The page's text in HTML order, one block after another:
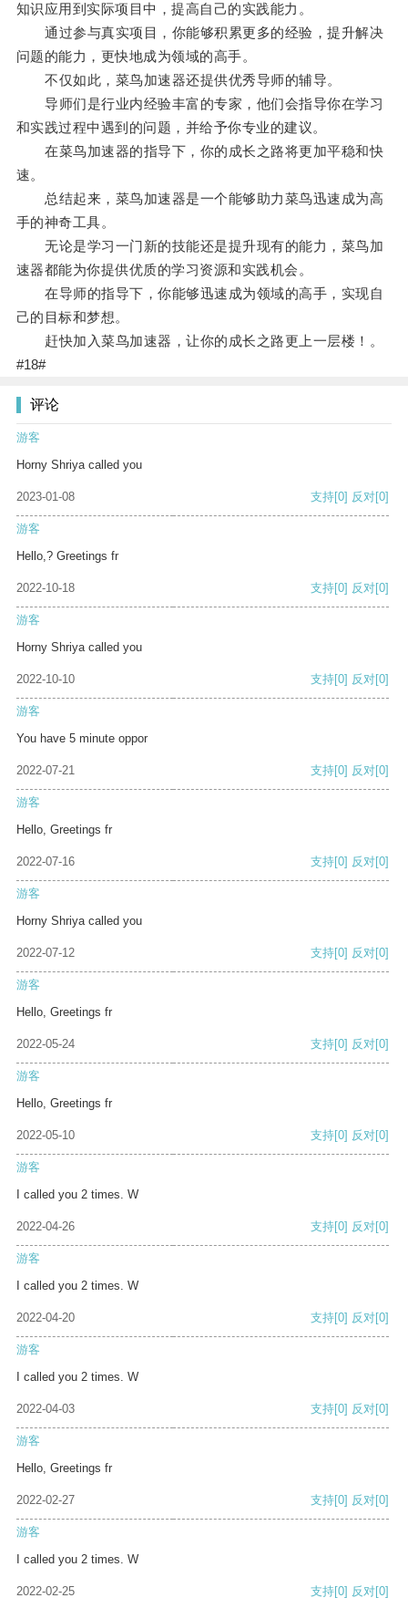
知识应用到实际项目中，提高自己的实践能力。
通过参与真实项目，你能够积累更多的经验，提升解决
问题的能力，更快地成为领域的高手。
不仅如此，菜鸟加速器还提供优秀导师的辅导。
导师们是行业内经验丰富的专家，他们会指导你在学习
和实践过程中遇到的问题，并给予你专业的建议。
在菜鸟加速器的指导下，你的成长之路将更加平稳和快
速。
总结起来，菜鸟加速器是一个能够助力菜鸟迅速成为高
手的神奇工具。
无论是学习一门新的技能还是提升现有的能力，菜鸟加
速器都能为你提供优质的学习资源和实践机会。
在导师的指导下，你能够迅速成为领域的高手，实现自
己的目标和梦想。
赶快加入菜鸟加速器，让你的成长之路更上一层楼！。
#18#
评论
游客
Horny Shriya called you
2023-01-08 支持[0] 反对[0]
游客
Hello,? Greetings fr
2022-10-18 支持[0] 反对[0]
游客
Horny Shriya called you
2022-10-10 支持[0] 反对[0]
游客
You have 5 minute oppor
2022-07-21 支持[0] 反对[0]
游客
Hello, Greetings fr
2022-07-16 支持[0] 反对[0]
游客
Horny Shriya called you
2022-07-12 支持[0] 反对[0]
游客
Hello, Greetings fr
2022-05-24 支持[0] 反对[0]
游客
Hello, Greetings fr
2022-05-10 支持[0] 反对[0]
游客
I called you 2 times. W
2022-04-26 支持[0] 反对[0]
游客
I called you 2 times. W
2022-04-20 支持[0] 反对[0]
游客
I called you 2 times. W
2022-04-03 支持[0] 反对[0]
游客
Hello, Greetings fr
2022-02-27 支持[0] 反对[0]
游客
I called you 2 times. W
2022-02-25 支持[0] 反对[0]